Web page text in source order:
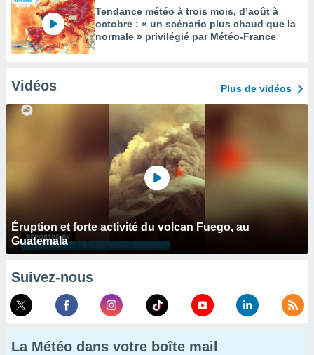
Tendance météo à trois mois, d’août à
octobre : « un scénario plus chaud que la
normale » privilégié par Météo-France
Vidéos Plus de vidéos
Éruption et forte activité du volcan Fuego, au
Guatemala
Suivez-nous
La Météo dans votre boîte mail